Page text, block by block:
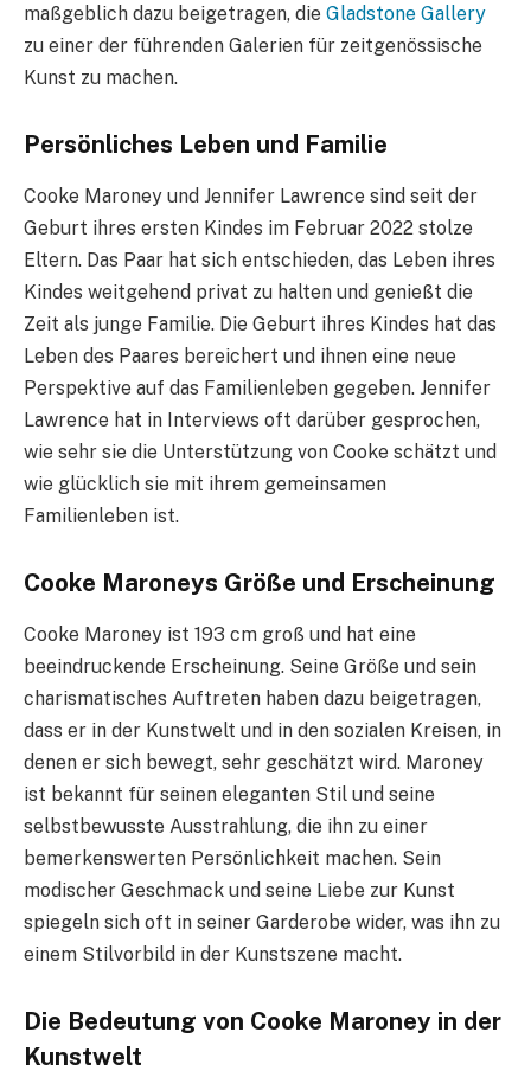
maßgeblich dazu beigetragen, die Gladstone Gallery
zu einer der führenden Galerien für zeitgenössische
Kunst zu machen.
Persönliches Leben und Familie
Cooke Maroney und Jennifer Lawrence sind seit der
Geburt ihres ersten Kindes im Februar 2022 stolze
Eltern. Das Paar hat sich entschieden, das Leben ihres
Kindes weitgehend privat zu halten und genießt die
Zeit als junge Familie. Die Geburt ihres Kindes hat das
Leben des Paares bereichert und ihnen eine neue
Perspektive auf das Familienleben gegeben. Jennifer
Lawrence hat in Interviews oft darüber gesprochen,
wie sehr sie die Unterstützung von Cooke schätzt und
wie glücklich sie mit ihrem gemeinsamen
Familienleben ist.
Cooke Maroneys Größe und Erscheinung
Cooke Maroney ist 193 cm groß und hat eine
beeindruckende Erscheinung. Seine Größe und sein
charismatisches Auftreten haben dazu beigetragen,
dass er in der Kunstwelt und in den sozialen Kreisen, in
denen er sich bewegt, sehr geschätzt wird. Maroney
ist bekannt für seinen eleganten Stil und seine
selbstbewusste Ausstrahlung, die ihn zu einer
bemerkenswerten Persönlichkeit machen. Sein
modischer Geschmack und seine Liebe zur Kunst
spiegeln sich oft in seiner Garderobe wider, was ihn zu
einem Stilvorbild in der Kunstszene macht.
Die Bedeutung von Cooke Maroney in der
Kunstwelt